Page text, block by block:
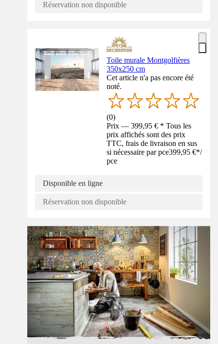
Réservation non disponible
Toile murale Montgolfières
350x250 cm
Cet article n'a pas encore été
noté.
(0)
Prix — 399,95 € * Tous les
prix affichés sont des prix
TTC, frais de livraison en sus
si nécessaire par pce399,95 €*/
pce
Disponible en ligne
Réservation non disponible
Guide